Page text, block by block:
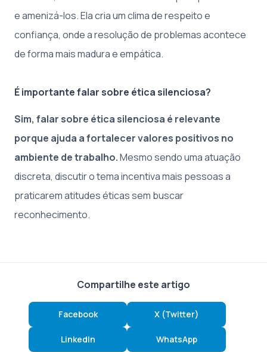
e amenizá-los. Ela cria um clima de respeito e
confiança, onde a resolução de problemas acontece
de forma mais madura e empática.
É importante falar sobre ética silenciosa?
Sim, falar sobre ética silenciosa é relevante
porque ajuda a fortalecer valores positivos no
ambiente de trabalho.Mesmo sendo uma atuação
discreta, discutir o tema incentiva mais pessoas a
praticarem atitudes éticas sem buscar
reconhecimento.
Compartilhe este artigo
Facebook X (Twitter)
LinkedIn WhatsApp